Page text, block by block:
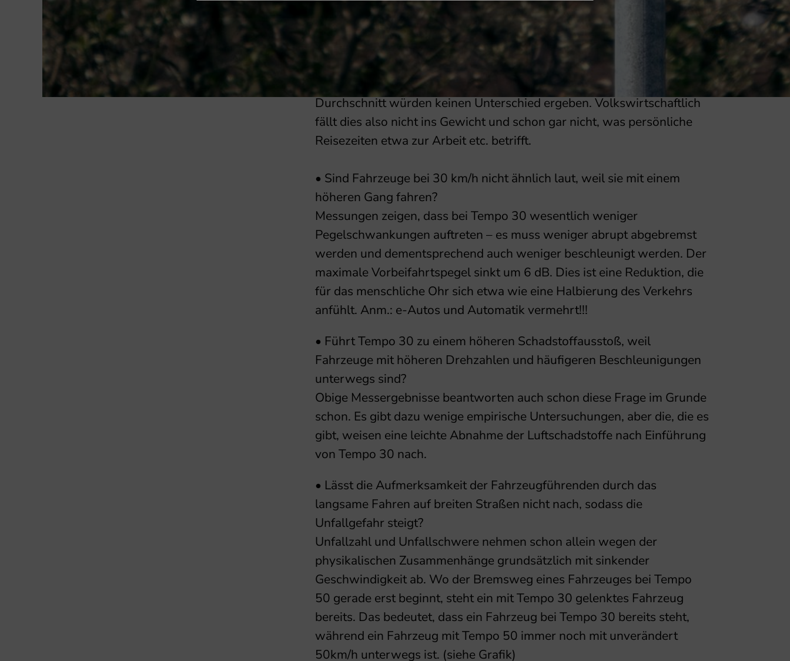
Wartezeiten an den Engstellen in Palt oder bei den beiden
Bahnschranken verzögern die Fahrzeit um ein Vielfaches. Auch das
Abwarten von aus Einfahrten biegenden Fahrzeugen benötigt schon
viel mehr Zeit. Die Reduktion würde hier nur ein individuelles Gefühl
des Langsamer seins bewirken – Messungen von mehreren Fahrten im
Durchschnitt würden keinen Unterschied ergeben. Volkswirtschaftlich
fällt dies also nicht ins Gewicht und schon gar nicht, was persönliche
Reisezeiten etwa zur Arbeit etc. betrifft.
• Sind Fahrzeuge bei 30 km/h nicht ähnlich laut, weil sie mit einem
höheren Gang fahren?
Messungen zeigen, dass bei Tempo 30 wesentlich weniger
Pegelschwankungen auftreten – es muss weniger abrupt abgebremst
werden und dementsprechend auch weniger beschleunigt werden. Der
maximale Vorbeifahrtspegel sinkt um 6 dB. Dies ist eine Reduktion, die
für das menschliche Ohr sich etwa wie eine Halbierung des Verkehrs
anfühlt. Anm.: e-Autos und Automatik vermehrt!!!
• Führt Tempo 30 zu einem höheren Schadstoffausstoß, weil
Fahrzeuge mit höheren Drehzahlen und häufigeren Beschleunigungen
unterwegs sind?
Obige Messergebnisse beantworten auch schon diese Frage im Grunde
schon. Es gibt dazu wenige empirische Untersuchungen, aber die, die es
gibt, weisen eine leichte Abnahme der Luftschadstoffe nach Einführung
von Tempo 30 nach.
• Lässt die Aufmerksamkeit der Fahrzeugführenden durch das
langsame Fahren auf breiten Straßen nicht nach, sodass die
Unfallgefahr steigt?
Unfallzahl und Unfallschwere nehmen schon allein wegen der
physikalischen Zusammenhänge grundsätzlich mit sinkender
Geschwindigkeit ab. Wo der Bremsweg eines Fahrzeuges bei Tempo
50 gerade erst beginnt, steht ein mit Tempo 30 gelenktes Fahrzeug
bereits. Das bedeutet, dass ein Fahrzeug bei Tempo 30 bereits steht,
während ein Fahrzeug mit Tempo 50 immer noch mit unverändert
50km/h unterwegs ist. (siehe Grafik)